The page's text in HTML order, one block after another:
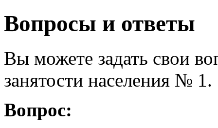
Вопросы и ответы
Вы можете задать свои
занятости населения № 1.
Вопрос: